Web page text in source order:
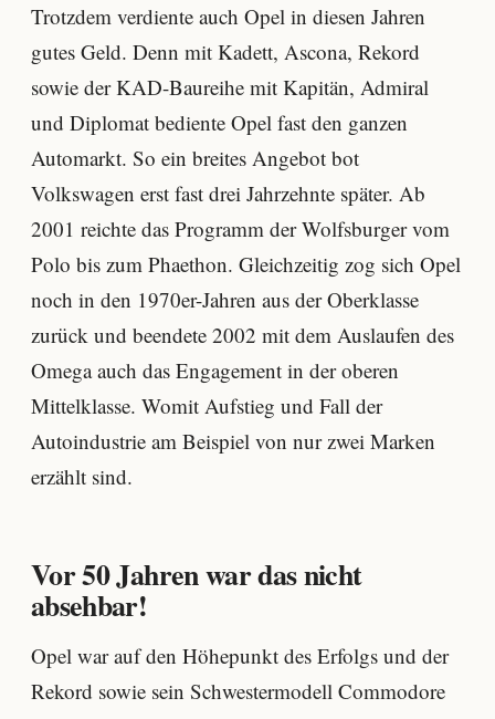
Trotzdem verdiente auch Opel in diesen Jahren
gutes Geld. Denn mit Kadett, Ascona, Rekord
sowie der KAD-Baureihe mit Kapitän, Admiral
und Diplomat bediente Opel fast den ganzen
Automarkt. So ein breites Angebot bot
Volkswagen erst fast drei Jahrzehnte später. Ab
2001 reichte das Programm der Wolfsburger vom
Polo bis zum Phaethon. Gleichzeitig zog sich Opel
noch in den 1970er-Jahren aus der Oberklasse
zurück und beendete 2002 mit dem Auslaufen des
Omega auch das Engagement in der oberen
Mittelklasse. Womit Aufstieg und Fall der
Autoindustrie am Beispiel von nur zwei Marken
erzählt sind.
Vor 50 Jahren war das nicht
absehbar!
Opel war auf den Höhepunkt des Erfolgs und der
Rekord sowie sein Schwestermodell Commodore